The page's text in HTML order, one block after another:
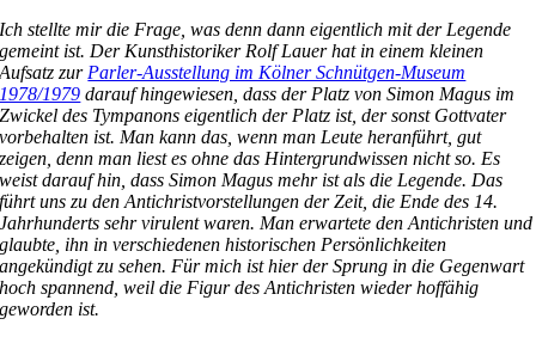
Ich stellte mir die Frage, was denn dann eigentlich mit der Legende
gemeint ist. Der Kunsthistoriker Rolf Lauer hat in einem kleinen
Aufsatz zur Parler-Ausstellung im Kölner Schnütgen-Museum
1978/1979 darauf hingewiesen, dass der Platz von Simon Magus im
Zwickel des Tympanons eigentlich der Platz ist, der sonst Gottvater
vorbehalten ist. Man kann das, wenn man Leute heranführt, gut
zeigen, denn man liest es ohne das Hintergrundwissen nicht so. Es
weist darauf hin, dass Simon Magus mehr ist als die Legende. Das
führt uns zu den Antichristvorstellungen der Zeit, die Ende des 14.
Jahrhunderts sehr virulent waren. Man erwartete den Antichristen und
glaubte, ihn in verschiedenen historischen Persönlichkeiten
angekündigt zu sehen. Für mich ist hier der Sprung in die Gegenwart
hoch spannend, weil die Figur des Antichristen wieder hoffähig
geworden ist.